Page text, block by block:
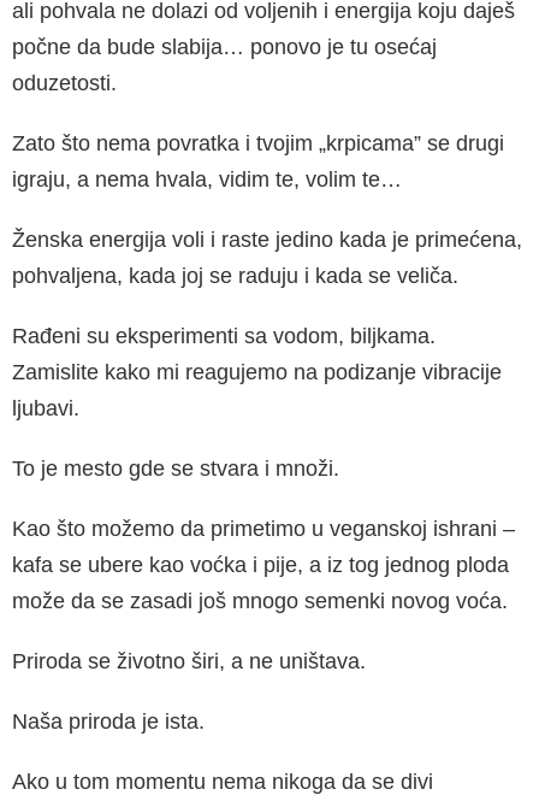
ali pohvala ne dolazi od voljenih i energija koju daješ
počne da bude slabija… ponovo je tu osećaj
oduzetosti.
Zato što nema povratka i tvojim „krpicama” se drugi
igraju, a nema hvala, vidim te, volim te…
Ženska energija voli i raste jedino kada je primećena,
pohvaljena, kada joj se raduju i kada se veliča.
Rađeni su eksperimenti sa vodom, biljkama.
Zamislite kako mi reagujemo na podizanje vibracije
ljubavi.
To je mesto gde se stvara i množi.
Kao što možemo da primetimo u veganskoj ishrani –
kafa se ubere kao voćka i pije, a iz tog jednog ploda
može da se zasadi još mnogo semenki novog voća.
Priroda se životno širi, a ne uništava.
Naša priroda je ista.
Ako u tom momentu nema nikoga da se divi